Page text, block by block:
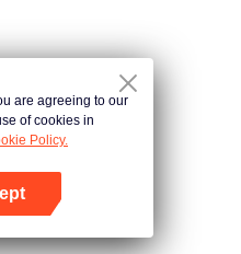
are agreeing to our
of cookies in
Policy.